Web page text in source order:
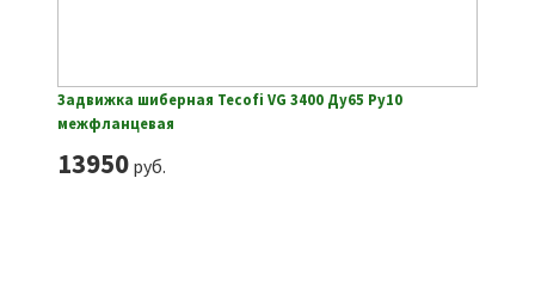
Задвижка шиберная Tecofi VG 3400 Ду65 Ру10
межфланцевая
13950руб.